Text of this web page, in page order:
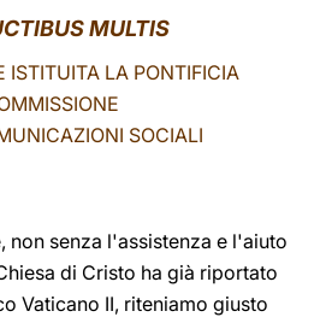
LATINE
MULTIS
ISTITUITA LA PONTIFICIA
SOCIALI
non senza l'assistenza e l'aiuto
di Cristo ha già riportato
Vaticano II, riteniamo giusto